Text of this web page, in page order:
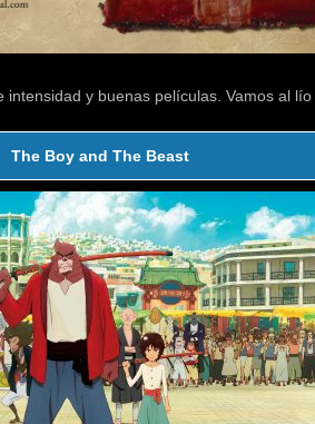
y buenas películas. Vamos al lío
The Boy and The Beast